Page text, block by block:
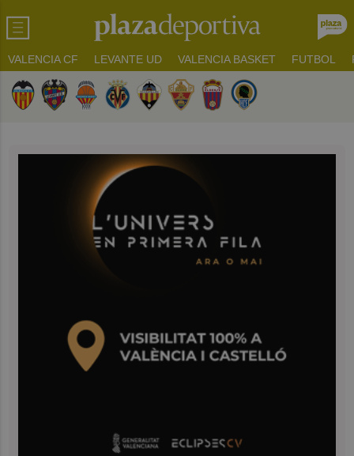
VALENCIA CF LEVANTE UD VALENCIA BASKET FUTBOL